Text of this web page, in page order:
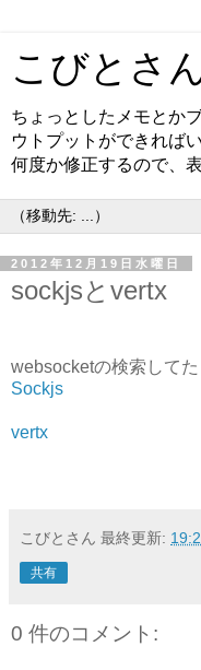
こびとさ
ちょっとしたメモとか
ウトプットができれば
何度か修正するので、
2012年12月19日水曜日
sockjsとvertx
websocketの検索して
Sockjs
vertx
こびとさん 最終更新:
共有
0 件のコメント: